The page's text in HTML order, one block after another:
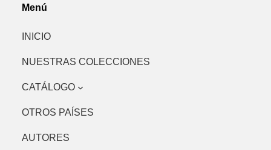
Menú
INICIO
NUESTRAS COLECCIONES
CATÁLOGO
OTROS PAÍSES
AUTORES